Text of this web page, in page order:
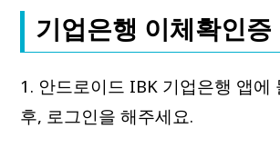
기업은행 이체확인증
1. 안드로이드 IBK 기업은행 앱에
후, 로그인을 해주세요.